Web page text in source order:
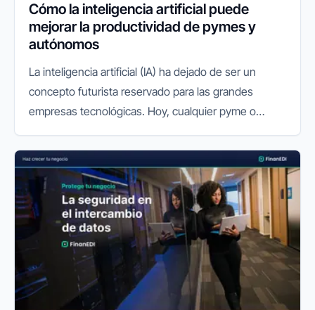
Cómo la inteligencia artificial puede
mejorar la productividad de pymes y
autónomos
La inteligencia artificial (IA) ha dejado de ser un
concepto futurista reservado para las grandes
empresas tecnológicas. Hoy, cualquier pyme o
mejorar la productividad, reducir...